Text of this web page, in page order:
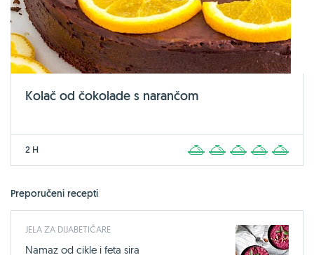
Kolač od čokolade s narančom
2 H 2 3 4
Preporučeni recepti
JELA ZA DIJABETIČARE
Namaz od cikle i feta sira